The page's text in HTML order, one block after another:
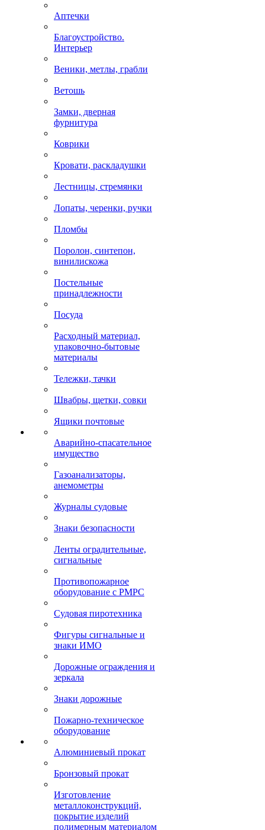
Аптечки
Благоустройство.
Интерьер
Веники, метлы, грабли
Ветошь
Замки, дверная
фурнитура
Коврики
Кровати, раскладушки
Лестницы, стремянки
Лопаты, черенки, ручки
Пломбы
Поролон, синтепон,
винилискожа
Постельные
принадлежности
Посуда
Расходный материал,
упаковочно-бытовые
материалы
Тележки, тачки
Швабры, щетки, совки
Ящики почтовые
Аварийно-спасательное
имущество
Газоанализаторы,
анемометры
Журналы судовые
Знаки безопасности
Ленты оградительные,
сигнальные
Противопожарное
оборудование с РМРС
Судовая пиротехника
Фигуры сигнальные и
знаки ИМО
Дорожные ограждения и
зеркала
Знаки дорожные
Пожарно-техническое
оборудование
Алюминиевый прокат
Бронзовый прокат
Изготовление
металлоконструкций,
покрытие изделий
полимерным материалом